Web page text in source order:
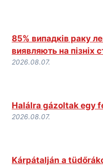
85% випадків раку
виявляють на пізніх
2026.08.07.
Halálra gázoltak egy
2026.08.07.
Kárpátalján a